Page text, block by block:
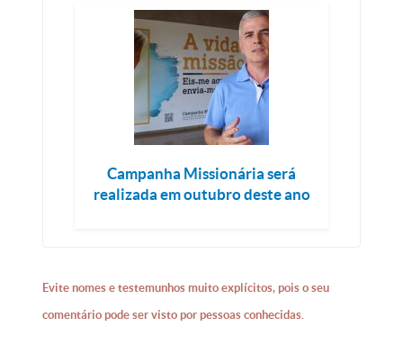
Campanha Missionária será
realizada em outubro deste ano
Evite nomes e testemunhos muito explícitos, pois o seu
comentário pode ser visto por pessoas conhecidas.